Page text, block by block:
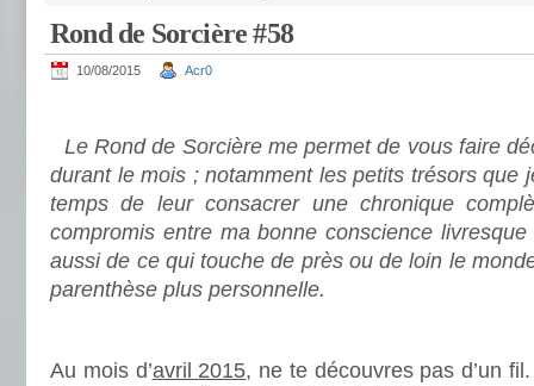
Rond de Sorcière #58
10/08/2015 Acr0
Le Rond de Sorcière me permet de vous faire
durant le mois ; notamment les petits trésors que
temps de leur consacrer une chronique
compromis entre ma bonne conscience
aussi de ce qui touche de près ou de loin le
parenthèse plus personnelle.
Au mois d’avril 2015, ne te découvres pas d’un